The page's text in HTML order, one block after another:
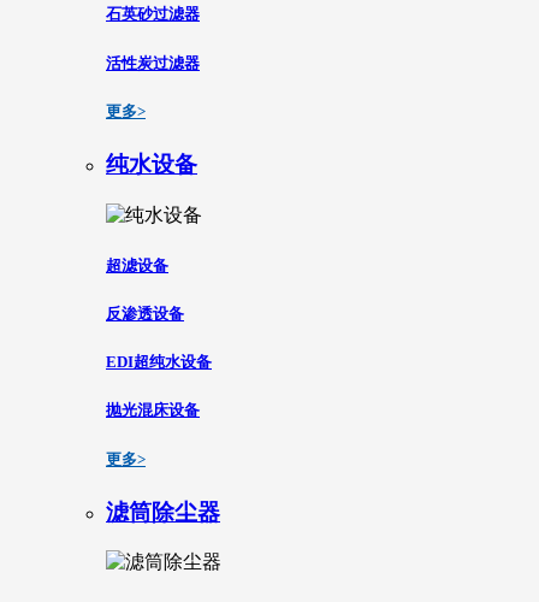
石英砂过滤器
活性炭过滤器
更多>
纯水设备
超滤设备
反渗透设备
EDI超纯水设备
抛光混床设备
更多>
滤筒除尘器